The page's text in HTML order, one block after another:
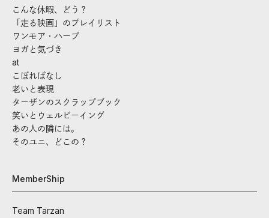
こんな休暇、どう？
「走る映画」のプレイリスト
ワンモア・ハーブ
ヨガと気づき
at
こぼればなし
老いと表現
ターザンのスクラップブック
笑いとウェルビーイング
あの人の隣には。
そのユニ、どこの？
MemberShip
Team Tarzan